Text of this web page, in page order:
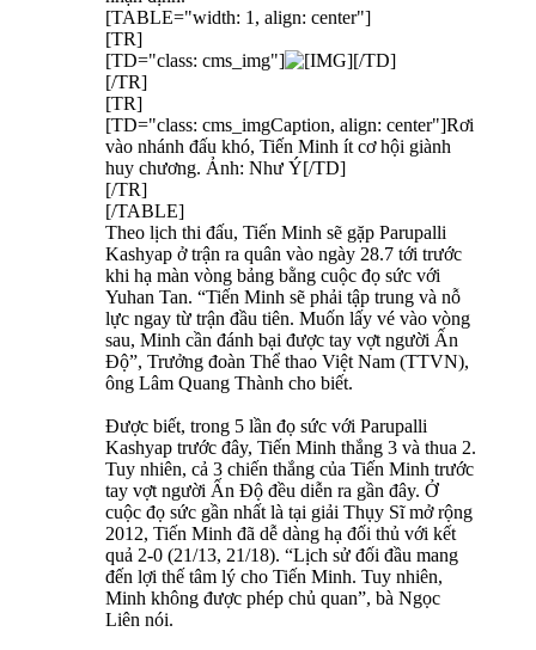
[TABLE="width: 1, align: center"]
[TR]
[TD="class: cms_img"]
[/TD]
[/TR]
[TR]
[TD="class: cms_imgCaption, align: center"]Rơi
vào nhánh đấu khó, Tiến Minh ít cơ hội giành
huy chương. Ảnh: Như Ý[/TD]
[/TR]
[/TABLE]
Theo lịch thi đấu, Tiến Minh sẽ gặp Parupalli
Kashyap ở trận ra quân vào ngày 28.7 tới trước
khi hạ màn vòng bảng bằng cuộc đọ sức với
Yuhan Tan. “Tiến Minh sẽ phải tập trung và nỗ
lực ngay từ trận đầu tiên. Muốn lấy vé vào vòng
sau, Minh cần đánh bại được tay vợt người Ấn
Độ”, Trưởng đoàn Thể thao Việt Nam (TTVN),
ông Lâm Quang Thành cho biết.
Được biết, trong 5 lần đọ sức với Parupalli
Kashyap trước đây, Tiến Minh thắng 3 và thua 2.
Tuy nhiên, cả 3 chiến thắng của Tiến Minh trước
tay vợt người Ấn Độ đều diễn ra gần đây. Ở
cuộc đọ sức gần nhất là tại giải Thụy Sĩ mở rộng
2012, Tiến Minh đã dễ dàng hạ đối thủ với kết
quả 2-0 (21/13, 21/18). “Lịch sử đối đầu mang
đến lợi thế tâm lý cho Tiến Minh. Tuy nhiên,
Minh không được phép chủ quan”, bà Ngọc
Liên nói.